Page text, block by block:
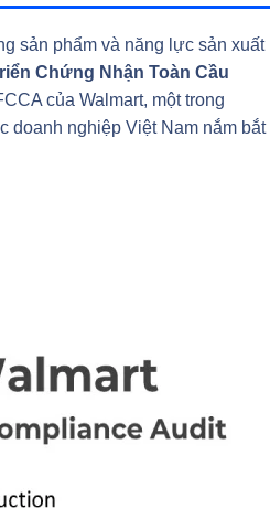
sản phẩm và năng lực sản xuất
Chứng Nhận Toàn Cầu
của Walmart, một trong
doanh nghiệp Việt Nam nắm bắt